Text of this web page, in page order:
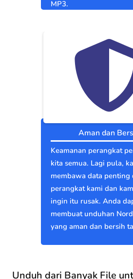
MP3.
Aman dan
Keamanan perangkat
kita semua. Lagi pula,
membawa data penting
perangkat kami dan
ingin itu rusak. Anda
membuat unduhan
yang aman dan bersih
Unduh dari Banyak File